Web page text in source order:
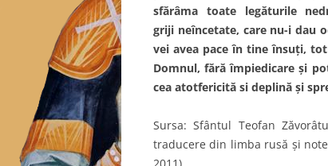
sfărâma toate legăturile
griji neîncetate, care nu-i dau
vei avea pace în tine însuţi,
Domnul, fără împiedicare şi
cea atotfericită si deplină şi
Sursa: Sfântul Teofan
traducere din limba rusă și
2011)